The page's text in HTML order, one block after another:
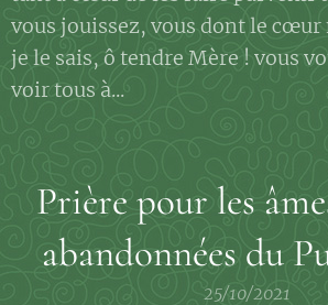
vous jouissez, vous dont le
je le sais, ô tendre Mère ! vous
voir tous à...
Prière pour les
abandonnées du
25/10/2021